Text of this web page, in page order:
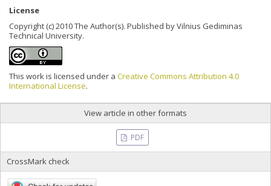
License
Copyright (c) 2010 The Author(s). Published by Vilnius Gediminas
Technical University.
This work is licensed under a Creative Commons Attribution 4.0
International License.
View article in other formats
PDF
CrossMark check